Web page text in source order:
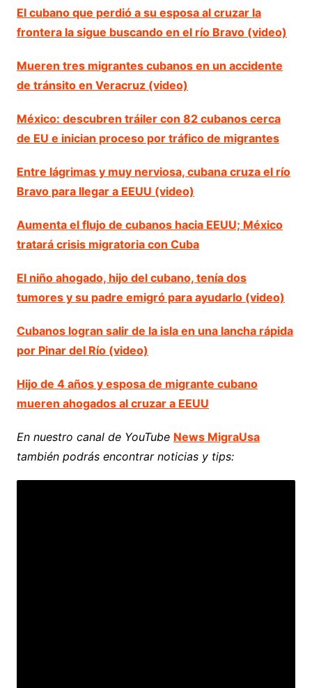
El cubano que perdió a su esposa al cruzar la
frontera la sigue buscando en el río Bravo (video)
Mueren tres migrantes cubanos en un accidente
de tránsito en Veracruz (video)
México: descubren tráiler con 82 cubanos cerca
de EU e inician proceso por tráfico de migrantes
Entre lágrimas y muy nerviosa, cubana cruza el río
Bravo para llegar a EEUU (video)
Aumenta el flujo de cubanos hacia EEUU; México
tratará crisis migratoria con Cuba
El niño ahogado, hijo del cubano, tenía dos
tumores y su padre emigró para ayudarlo (video)
Cubanos logran salir de la isla en una lancha rápida
por Pinar del Río (video)
Hijo de 4 años y esposa de migrante cubano
mueren ahogados al cruzar a EEUU
En nuestro canal de YouTube News MigraUsa
también podrás encontrar noticias y tips: